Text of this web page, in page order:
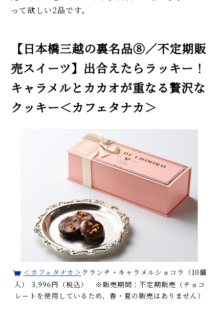
って欲しい2品です。
【日本橋三越の裏名品⑧／不定期販
売スイーツ】出合えたらラッキー！
キャラメルとカカオが重なる贅沢な
クッキー＜カフェタナカ＞
＜カフェタナカ＞ クランチ・キャラメルショコラ（10個
入） 3,996円（税込） ※販売期間：不定期販売（チョコ
レートを使用しているため、春・夏の販売はありません）